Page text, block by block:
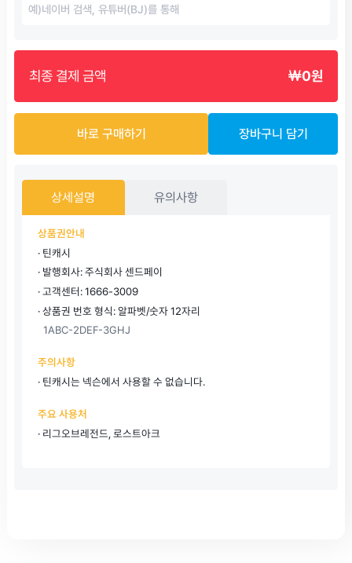
최종 결제 금액 ￦0원
바로 구매하기 장바구니 담기
상세설명 유의사항
상품권안내
· 틴캐시
· 발행회사: 주식회사 센드페이
· 고객센터: 1666-3009
· 상품권 번호 형식: 알파벳/숫자 12자리
1ABC-2DEF-3GHJ
주의사항
· 틴캐시는 넥슨에서 사용할 수 없습니다.
주요 사용처
· 리그오브레전드, 로스트아크